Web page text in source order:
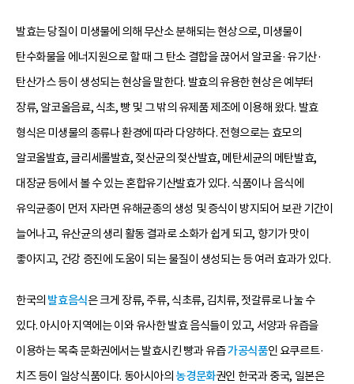
발효는 당질이 미생물에 의해 무산소 분해되는 현상으로, 미생물이
탄수화물을 에너지원으로 할 때 그 탄소 결합을 끊어서 알코올·유기산·
탄산가스 등이 생성되는 현상을 말한다. 발효의 유용한 현상은 예부터
장류, 알코올음료, 식초, 빵 및 그 밖의 유제품 제조에 이용해 왔다. 발효
형식은 미생물의 종류나 환경에 따라 다양하다. 전형으로는 효모의
알코올발효, 글리세롤발효, 젖산균의 젖산발효, 메탄세균의 메탄발효,
대장균 등에서 볼 수 있는 혼합유기산발효가 있다. 식품이나 음식에
유익균종이 먼저 자라면 유해균종의 생성 및 증식이 방지되어 보관 기간이
늘어나고, 유산균의 생리 활동 결과로 소화가 쉽게 되고, 향기가 맛이
좋아지고, 건강 증진에 도움이 되는 물질이 생성되는 등 여러 효과가 있다.
한국의 발효음식은 크게 장류, 주류, 식초류, 김치류, 젓갈류로 나눌 수
있다. 아시아 지역에는 이와 유사한 발효 음식들이 있고, 서양과 유즙을
이용하는 목축 문화권에서는 발효시킨 빵과 유즙가공식품인 요쿠르트·
치즈 등이 일상식품이다. 동아시아의 농경문화권인 한국과 중국, 일본은